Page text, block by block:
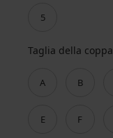
5
Taglia della coppa
A B
E F